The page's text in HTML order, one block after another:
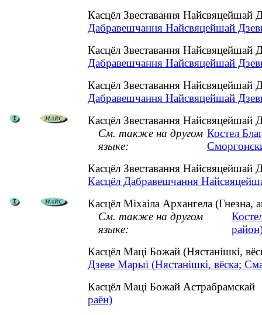
Касцёл Звеставання
Дабравешчання Найсвяцейшай
Касцёл Звеставання
Дабравешчання Найсвяцейшай
Касцёл Звеставання
Дабравешчання Найсвяцейшай
Касцёл Звеставання Найсвяцейшай
См. также на другом
языке:
Костел
Касцёл Звеставання Найсвяцейшай
Касцёл Дабравешчання
Касцёл Міхаіла Архангела (Гнезна,
См. также на другом
языке:
Касцёл Маці Божай (Нястанішкі,
Дзеве Марыі (Нястанішкі, вёска;
Касцёл Маці Божай
раён)